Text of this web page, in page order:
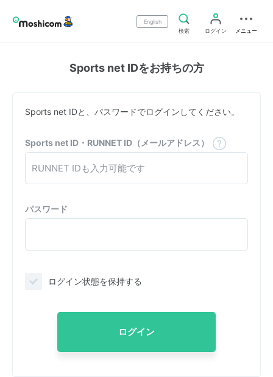
English
検索
ログイン メニュー
Sports net IDをお持ちの方
Sports net IDと、パスワードでログインしてください。
Sports net ID・RUNNET ID（メールアドレス）
パスワード
ログイン状態を保持する
ログイン